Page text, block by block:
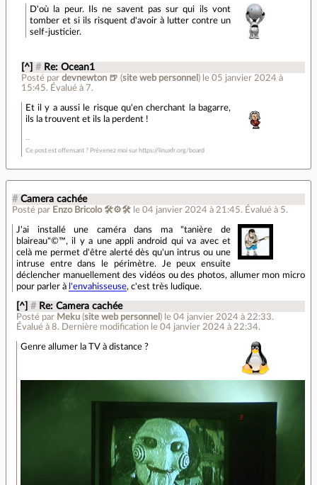
D'où la peur. Ils ne savent pas sur qui ils vont
tomber et si ils risquent d'avoir à lutter contre un
self-justicier.
[^] # Re: Ocean1
Posté par devnewton 🍺 (site web personnel ) le 05 janvier 2024 à
15:45.Évalué à 7.
Et il y a aussi le risque qu'en cherchant la bagarre,
ils la trouvent et ils la perdent !
Ce post est offensant ? Prévenez moi sur https://linuxfr.org/board
# Camera cachée
Posté par Enzo Bricolo 🛠⚙🛠 le 04 janvier 2024 à 21:45. Évalué à 5.
J'ai installé une caméra dans ma "tanière de
blaireau"©™, il y a une appli android qui va avec et
celà me permet d'être alerté dès qu'un intrus ou une
intruse entre dans le périmètre. Je peux ensuite
déclencher manuellement des vidéos ou des photos, allumer mon micro
pour parler à l'envahisseuse, c'est très ludique.
[^] # Re: Camera cachée
Posté par Meku (site web personnel ) le 04 janvier 2024 à 22:33.
Évalué à8. Dernière modification le 04 janvier 2024 à 22:34.
Genre allumer la TV à distance ?